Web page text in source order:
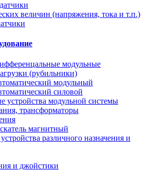
величин (напряжения, тока и т.п.)
модульные
(рубильники)
модульный
силовой
устройства модульной системы
трансформаторы
магнитный
различного назначения и
и джойстики